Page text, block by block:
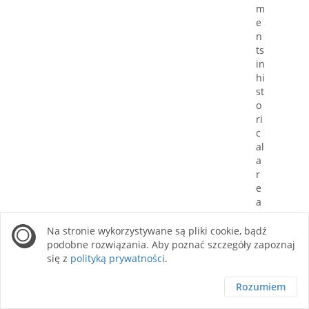
m
e
n
ts
in
hi
st
o
ri
c
al
a
r
e
a
s
a
r
r
e
Na stronie wykorzystywane są pliki cookie, bądź
podobne rozwiązania. Aby poznać szczegóły zapoznaj
się z polityką prywatności.
Rozumiem